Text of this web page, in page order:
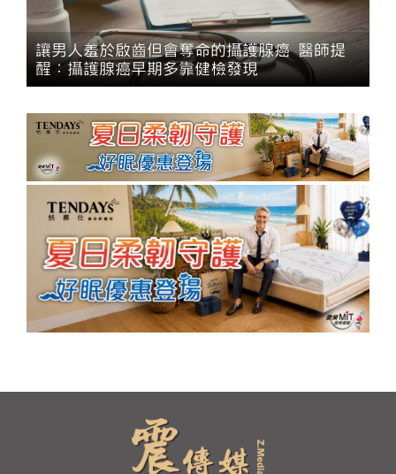
讓男人羞於啟齒但會奪命的攝護腺癌 醫師提
醒：攝護腺癌早期多靠健檢發現